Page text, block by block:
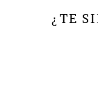
¿ TE